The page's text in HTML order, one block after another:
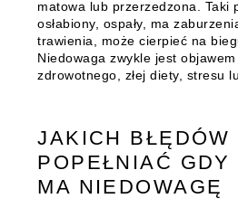
matowa lub przerzedzona. Taki
osłabiony, ospały, ma
trawienia, może cierpieć na
Niedowaga zwykle jest
zdrowotnego, złej diety, stresu
JAKICH BŁĘDÓW
POPEŁNIAĆ GDY
MA NIEDOWAGĘ